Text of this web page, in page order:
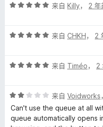
评
/
来自 Killy， 2 年
评
/
来自 CHKH， 2
评
/
5
来自 Timéo， 2
评
分
2
来自 Voidworks
Can't use the queue at all
queue automatically opens